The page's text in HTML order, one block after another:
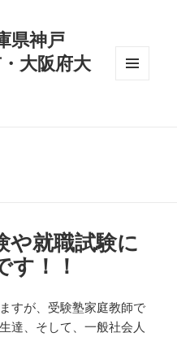
県神戸
大阪府大
や就職試験に
す！！
すが、受験塾家庭教師で
達、そして、一般社会人